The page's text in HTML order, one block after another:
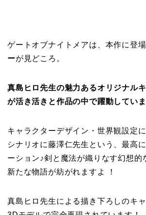
ゲートオブナイトメアは、本作に登
ーが見どころ。
真島ヒロ先生の魅力あるオリジナル
が活き活きと作品の中で躍動してい
キャラクターデザイン・世界観設定
シナリオに藤澤仁先生という、最高
ーション♪剣と魔法が織りなす幻想的
新たな物語が紡がれますよ ！
真島ヒロ先生による描き下ろしのキ